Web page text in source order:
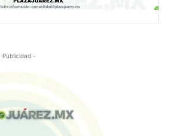
Publicidad -